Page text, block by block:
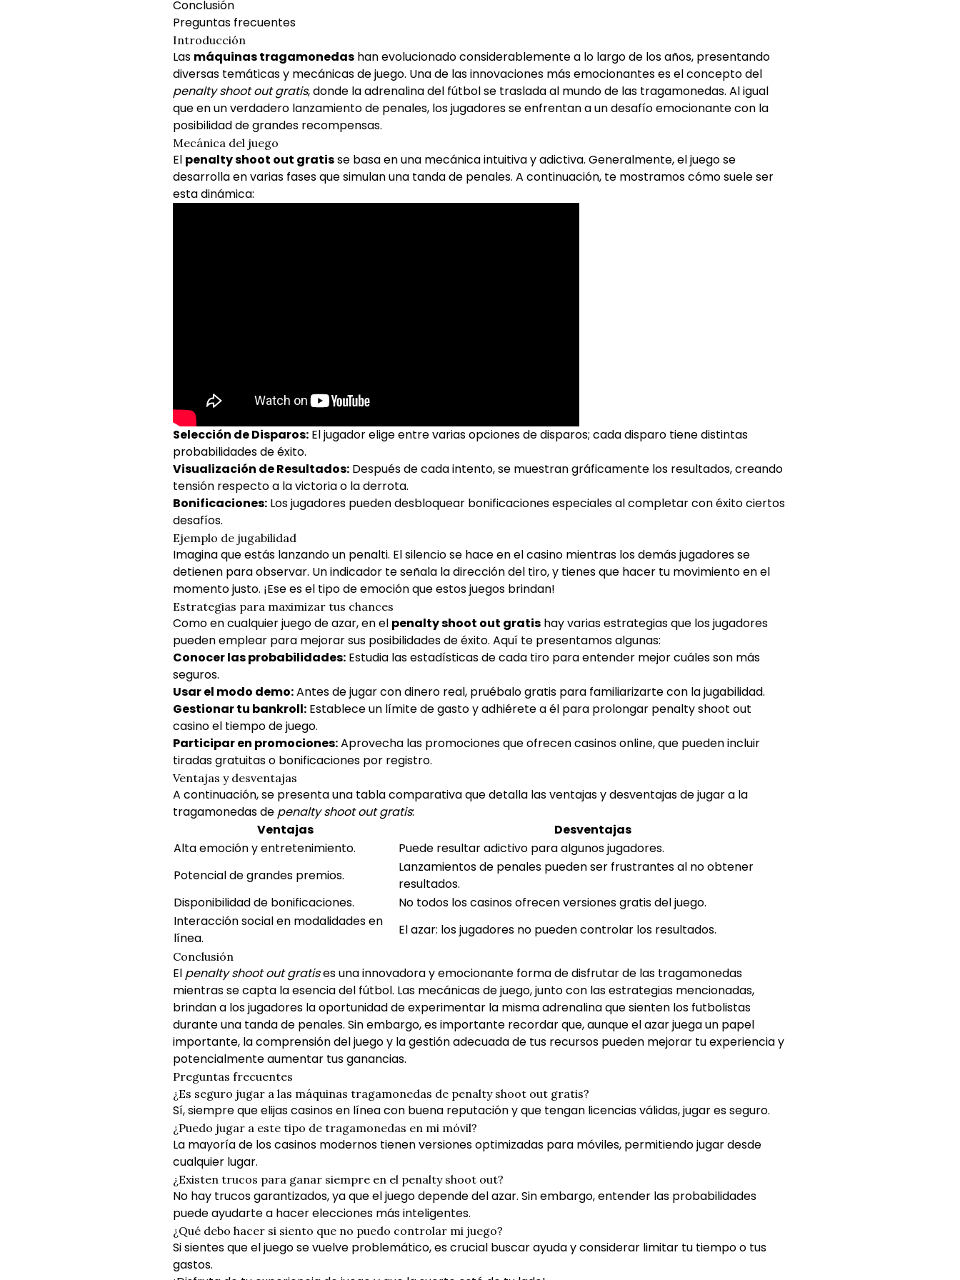
Conclusión
Preguntas frecuentes
Introducción
Las máquinas tragamonedas han evolucionado considerablemente a lo largo de los años, presentando
diversas temáticas y mecánicas de juego. Una de las innovaciones más emocionantes es el concepto del
penalty shoot out gratis, donde la adrenalina del fútbol se traslada al mundo de las tragamonedas. Al igual
que en un verdadero lanzamiento de penales, los jugadores se enfrentan a un desafío emocionante con la
posibilidad de grandes recompensas.
Mecánica del juego
El penalty shoot out gratisse basa en una mecánica intuitiva y adictiva. Generalmente, el juego se
desarrolla en varias fases que simulan una tanda de penales. A continuación, te mostramos cómo suele ser
esta dinámica:
Selección de Disparos: El jugador elige entre varias opciones de disparos; cada disparo tiene distintas
probabilidades de éxito.
Visualización de Resultados: Después de cada intento, se muestran gráficamente los resultados, creando
tensión respecto a la victoria o la derrota.
Bonificaciones: Los jugadores pueden desbloquear bonificaciones especiales al completar con éxito ciertos
desafíos.
Ejemplo de jugabilidad
Imagina que estás lanzando un penalti. El silencio se hace en el casino mientras los demás jugadores se
detienen para observar. Un indicador te señala la dirección del tiro, y tienes que hacer tu movimiento en el
momento justo. ¡Ese es el tipo de emoción que estos juegos brindan!
Estrategias para maximizar tus chances
Como en cualquier juego de azar, en el penalty shoot out gratis hay varias estrategias que los jugadores
pueden emplear para mejorar sus posibilidades de éxito. Aquí te presentamos algunas:
Conocer las probabilidades: Estudia las estadísticas de cada tiro para entender mejor cuáles son más
seguros.
Usar el modo demo:Antes de jugar con dinero real, pruébalo gratis para familiarizarte con la jugabilidad.
Gestionar tu bankroll: Establece un límite de gasto y adhiérete a él para prolongar penalty shoot out
casinoel tiempo de juego.
Participar en promociones:Aprovecha las promociones que ofrecen casinos online, que pueden incluir
tiradas gratuitas o bonificaciones por registro.
Ventajas y desventajas
A continuación, se presenta una tabla comparativa que detalla las ventajas y desventajas de jugar a la
tragamonedas de penalty shoot out gratis:
Ventajas
Desventajas
Alta emoción y entretenimiento.
Puede resultar adictivo para algunos jugadores.
Potencial de grandes premios.
Lanzamientos de penales pueden ser frustrantes al no obtener
resultados.
Disponibilidad de bonificaciones.
No todos los casinos ofrecen versiones gratis del juego.
Interacción social en modalidades en
línea.
El azar: los jugadores no pueden controlar los resultados.
Conclusión
El penalty shoot out gratises una innovadora y emocionante forma de disfrutar de las tragamonedas
mientras se capta la esencia del fútbol. Las mecánicas de juego, junto con las estrategias mencionadas,
brindan a los jugadores la oportunidad de experimentar la misma adrenalina que sienten los futbolistas
durante una tanda de penales. Sin embargo, es importante recordar que, aunque el azar juega un papel
importante, la comprensión del juego y la gestión adecuada de tus recursos pueden mejorar tu experiencia y
potencialmente aumentar tus ganancias.
Preguntas frecuentes
¿Es seguro jugar a las máquinas tragamonedas de penalty shoot out gratis?
Sí, siempre que elijas casinos en línea con buena reputación y que tengan licencias válidas, jugar es seguro.
¿Puedo jugar a este tipo de tragamonedas en mi móvil?
La mayoría de los casinos modernos tienen versiones optimizadas para móviles, permitiendo jugar desde
cualquier lugar.
¿Existen trucos para ganar siempre en el penalty shoot out?
No hay trucos garantizados, ya que el juego depende del azar. Sin embargo, entender las probabilidades
puede ayudarte a hacer elecciones más inteligentes.
¿Qué debo hacer si siento que no puedo controlar mi juego?
Si sientes que el juego se vuelve problemático, es crucial buscar ayuda y considerar limitar tu tiempo o tus
gastos.